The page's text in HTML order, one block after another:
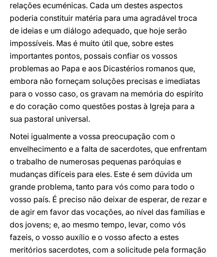
relações ecuménicas. Cada um destes aspectos
poderia constituir matéria para uma agradável troca
de ideias e um diálogo adequado, que hoje serão
impossíveis. Mas é muito útil que, sobre estes
importantes pontos, possais confiar os vossos
problemas ao Papa e aos Dicastérios romanos que,
embora não forneçam soluções precisas e imediatas
para o vosso caso, os gravam na memória do espírito
e do coração como questões postas à Igreja para a
sua pastoral universal.
Notei igualmente a vossa preocupação com o
envelhecimento e a falta de sacerdotes, que enfrentam
o trabalho de numerosas pequenas paróquias e
mudanças difíceis para eles. Este é sem dúvida um
grande problema, tanto para vós como para todo o
vosso país. É preciso não deixar de esperar, de rezar e
de agir em favor das vocações, ao nível das famílias e
dos jovens; e, ao mesmo tempo, levar, como vós
fazeis, o vosso auxílio e o vosso afecto a estes
meritórios sacerdotes, com a solicitude pela formação